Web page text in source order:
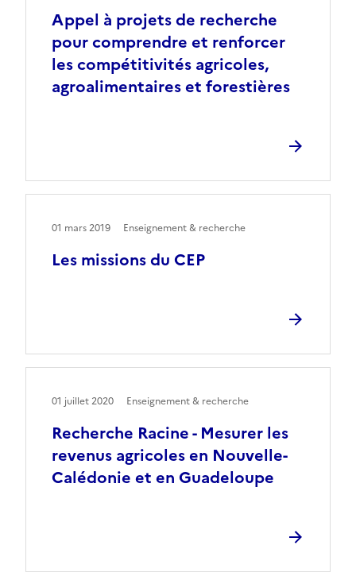
Appel à projets de recherche
pour comprendre et renforcer
les compétitivités agricoles,
agroalimentaires et forestières
Les missions du CEP
01 mars 2019 Enseignement & recherche
Recherche Racine - Mesurer les
revenus agricoles en Nouvelle-
Calédonie et en Guadeloupe
01 juillet 2020 Enseignement & recherche